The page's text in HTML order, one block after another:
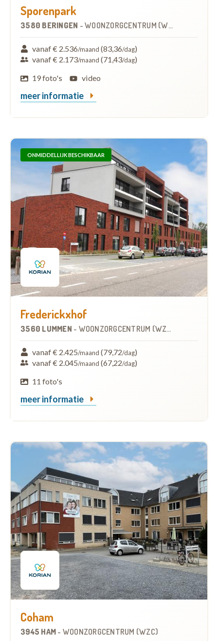
Sporenpark
3580 BERINGEN - WOONZORGCENTRUM (WZC)
vanaf € 2.536/maand (83,36/dag)
vanaf € 2.173/maand (71,43/dag)
19 foto's
video
meer informatie
ONMIDDELLIJK BESCHIKBAAR
Frederickxhof
3560 LUMMEN - WOONZORGCENTRUM (WZC)
vanaf € 2.425/maand (79,72/dag)
vanaf € 2.045/maand (67,22/dag)
11 foto's
meer informatie
Coham
3945 HAM - WOONZORGCENTRUM (WZC)